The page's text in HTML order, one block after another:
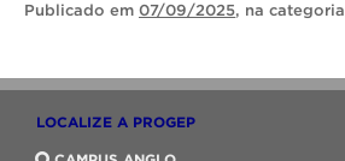
Publicado em 07/09/2025, na categoria
LOCALIZE A PROGEP